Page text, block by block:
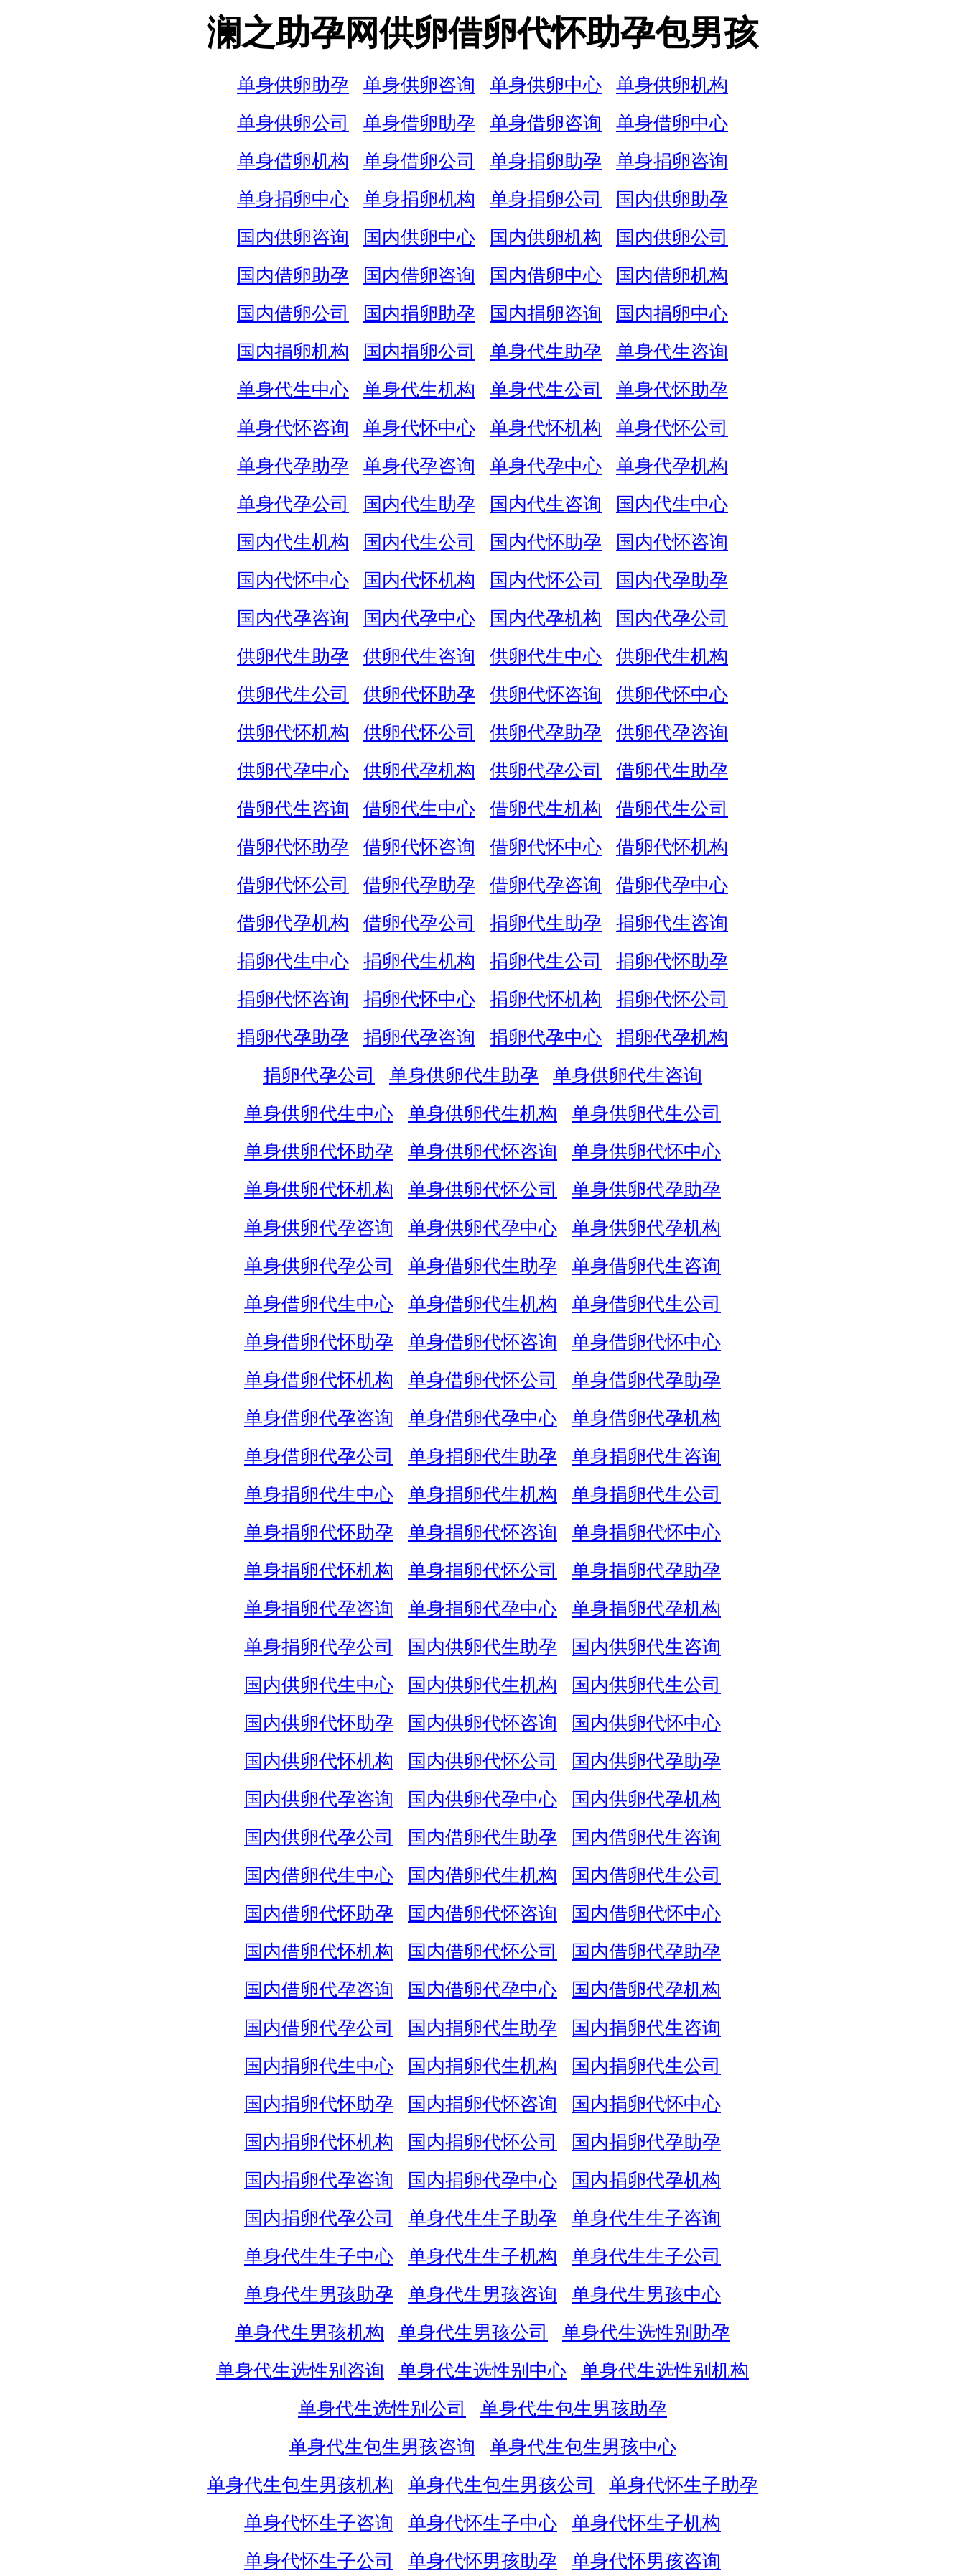
澜之助孕网供卵借卵代怀助孕包男孩
单身供卵助孕 单身供卵咨询 单身供卵中心
单身供卵机构
单身供卵公司
单身借卵助孕 单身借卵咨询
单身借卵中心
单身借卵机构
单身借卵公司 单身捐卵助孕
单身捐卵咨询
单身捐卵中心
单身捐卵机构 单身捐卵公司
国内供卵助孕
国内供卵咨询
国内供卵中心 国内供卵机构
国内供卵公司
国内借卵助孕
国内借卵咨询 国内借卵中心
国内借卵机构
国内借卵公司
国内捐卵助孕 国内捐卵咨询
国内捐卵中心
国内捐卵机构
国内捐卵公司 单身代生助孕
单身代生咨询
单身代生中心
单身代生机构 单身代生公司
单身代怀助孕
单身代怀咨询
单身代怀中心 单身代怀机构
单身代怀公司
单身代孕助孕
单身代孕咨询 单身代孕中心
单身代孕机构
单身代孕公司
国内代生助孕 国内代生咨询
国内代生中心
国内代生机构
国内代生公司 国内代怀助孕
国内代怀咨询
国内代怀中心
国内代怀机构 国内代怀公司
国内代孕助孕
国内代孕咨询
国内代孕中心 国内代孕机构
国内代孕公司
供卵代生助孕
供卵代生咨询 供卵代生中心
供卵代生机构
供卵代生公司
供卵代怀助孕 供卵代怀咨询
供卵代怀中心
供卵代怀机构
供卵代怀公司 供卵代孕助孕
供卵代孕咨询
供卵代孕中心
供卵代孕机构 供卵代孕公司
借卵代生助孕
借卵代生咨询
借卵代生中心 借卵代生机构
借卵代生公司
借卵代怀助孕
借卵代怀咨询 借卵代怀中心
借卵代怀机构
借卵代怀公司
借卵代孕助孕 借卵代孕咨询
借卵代孕中心
借卵代孕机构
借卵代孕公司 捐卵代生助孕
捐卵代生咨询
捐卵代生中心
捐卵代生机构 捐卵代生公司
捐卵代怀助孕
捐卵代怀咨询
捐卵代怀中心 捐卵代怀机构
捐卵代怀公司
捐卵代孕助孕
捐卵代孕咨询 捐卵代孕中心
捐卵代孕机构
捐卵代孕公司
单身供卵代生助孕
单身供卵代生咨询
单身供卵代生中心
单身供卵代生机构
单身供卵代生公司
单身供卵代怀助孕
单身供卵代怀咨询
单身供卵代怀中心
单身供卵代怀机构
单身供卵代怀公司
单身供卵代孕助孕
单身供卵代孕咨询
单身供卵代孕中心
单身供卵代孕机构
单身供卵代孕公司
单身借卵代生助孕
单身借卵代生咨询
单身借卵代生中心
单身借卵代生机构
单身借卵代生公司
单身借卵代怀助孕
单身借卵代怀咨询
单身借卵代怀中心
单身借卵代怀机构
单身借卵代怀公司
单身借卵代孕助孕
单身借卵代孕咨询
单身借卵代孕中心
单身借卵代孕机构
单身借卵代孕公司
单身捐卵代生助孕
单身捐卵代生咨询
单身捐卵代生中心
单身捐卵代生机构
单身捐卵代生公司
单身捐卵代怀助孕
单身捐卵代怀咨询
单身捐卵代怀中心
单身捐卵代怀机构
单身捐卵代怀公司
单身捐卵代孕助孕
单身捐卵代孕咨询
单身捐卵代孕中心
单身捐卵代孕机构
单身捐卵代孕公司
国内供卵代生助孕
国内供卵代生咨询
国内供卵代生中心
国内供卵代生机构
国内供卵代生公司
国内供卵代怀助孕
国内供卵代怀咨询
国内供卵代怀中心
国内供卵代怀机构
国内供卵代怀公司
国内供卵代孕助孕
国内供卵代孕咨询
国内供卵代孕中心
国内供卵代孕机构
国内供卵代孕公司
国内借卵代生助孕
国内借卵代生咨询
国内借卵代生中心
国内借卵代生机构
国内借卵代生公司
国内借卵代怀助孕
国内借卵代怀咨询
国内借卵代怀中心
国内借卵代怀机构
国内借卵代怀公司
国内借卵代孕助孕
国内借卵代孕咨询
国内借卵代孕中心
国内借卵代孕机构
国内借卵代孕公司
国内捐卵代生助孕
国内捐卵代生咨询
国内捐卵代生中心
国内捐卵代生机构
国内捐卵代生公司
国内捐卵代怀助孕
国内捐卵代怀咨询
国内捐卵代怀中心
国内捐卵代怀机构
国内捐卵代怀公司
国内捐卵代孕助孕
国内捐卵代孕咨询
国内捐卵代孕中心
国内捐卵代孕机构
国内捐卵代孕公司
单身代生生子助孕
单身代生生子咨询
单身代生生子中心
单身代生生子机构
单身代生生子公司
单身代生男孩助孕
单身代生男孩咨询
单身代生男孩中心
单身代生男孩机构
单身代生男孩公司
单身代生选性别助孕
单身代生选性别咨询
单身代生选性别中心
单身代生选性别机构
单身代生选性别公司
单身代生包生男孩助孕
单身代生包生男孩咨询
单身代生包生男孩中心
单身代生包生男孩机构
单身代生包生男孩公司
单身代怀生子助孕
单身代怀生子咨询
单身代怀生子中心
单身代怀生子机构
单身代怀生子公司
单身代怀男孩助孕 单身代怀男孩咨询